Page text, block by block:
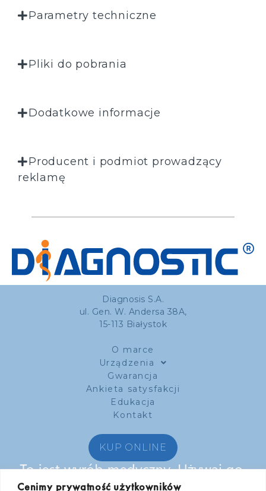
Cenimy prywatność użytkowników
Parametry techniczne
Pliki do pobrania
Dodatkowe informacje
Producent i podmiot prowadzący
reklamę
Diagnosis S.A.
ul. Gen. W. Andersa 38A,
15-113 Białystok
O marce
Urządzenia
Gwarancja
Ankieta satysfakcji
Edukacja
Kontakt
KUP ONLINE